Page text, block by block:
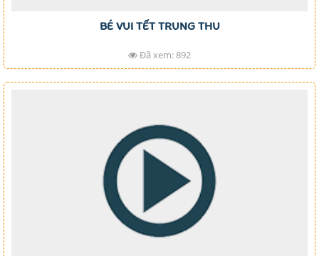
BÉ VUI TẾT TRUNG THU
Đã xem: 892